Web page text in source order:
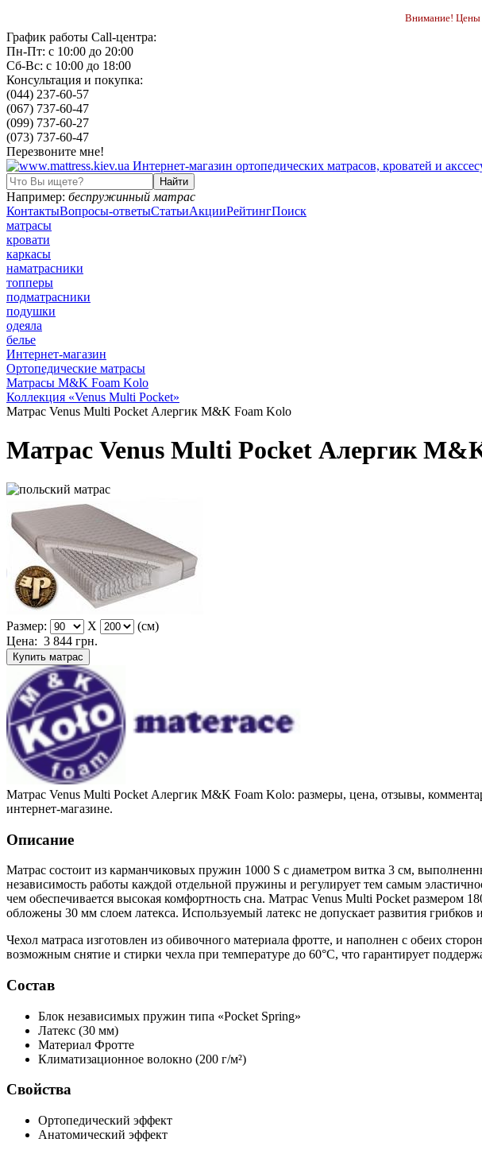
Внимание! Цены
График работы Call-центра:
Пн-Пт: с 10:00 до 20:00
Сб-Вс: с 10:00 до 18:00
Консультация и покупка:
(044) 237-60-57
(067) 737-60-47
(099) 737-60-27
(073) 737-60-47
Перезвоните мне!
Например: беспружинный матрас
КонтактыВопросы-ответыСтатьиАкцииРейтингПоиск
матрасы
кровати
каркасы
наматрасники
топперы
подматрасники
подушки
одеяла
белье
Интернет-магазин
Ортопедические матрасы
Матрасы M&K Foam Kolo
Коллекция «Venus Multi Pocket»
Матрас Venus Multi Pocket Алергик M&K Foam Kolo
Матрас Venus Multi Pocket Алергик
Размер: X
(см)
Цена: 3 844 грн.
Купить матрас
Матрас Venus Multi Pocket Алергик M&K Foam Kolo: размеры, цена, отзывы,
интернет-магазине.
Описание
Матрас состоит из карманчиковых пружин 1000 S с диаметром витка 3 см,
независимость работы каждой отдельной пружины и регулирует тем самым
чем обеспечивается высокая комфортность сна. Матрас Venus Multi Pocket
обложены 30 мм слоем латекса. Используемый латекс не допускает развития
Чехол матраса изготовлен из обивочного материала фротте, и наполнен с обеих
возможным снятие и стирки чехла при температуре до 60°С, что гарантирует
Состав
Блок независимых пружин типа «Pocket Spring»
Латекс (30 мм)
Материал Фротте
Климатизационное волокно (200 г/м²)
Свойства
Ортопедический эффект
Анатомический эффект